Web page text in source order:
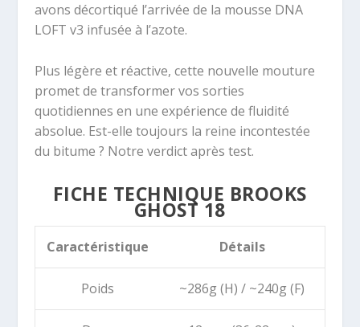
avons décortiqué l’arrivée de la mousse DNA
LOFT v3 infusée à l’azote.
Plus légère et réactive, cette nouvelle mouture
promet de transformer vos sorties
quotidiennes en une expérience de fluidité
absolue. Est-elle toujours la reine incontestée
du bitume ? Notre verdict après test.
FICHE TECHNIQUE BROOKS
GHOST 18
Caractéristique Détails
Poids ~286g (H) / ~240g (F)